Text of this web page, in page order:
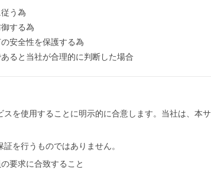
う為
する為
安全性を保護する為
ると当社が合理的に判断した場合
を使用することに明示的に合意します。当社は、本
を行うものではありません。
要求に合致すること